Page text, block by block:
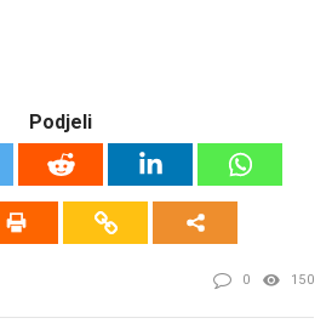
Podjeli
0 150